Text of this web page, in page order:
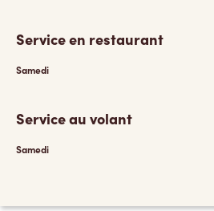
Service en restaurant
Samedi
Service au volant
Samedi